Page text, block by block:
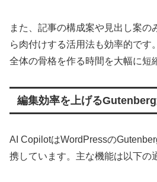
また、記事の構成案や見出し案の
ら肉付けする活用法も効率的です
全体の骨格を作る時間を大幅に短
編集効率を上げる
AI CopilotはWordPressの
携しています。主な機能は以下の